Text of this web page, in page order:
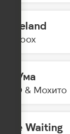
Graceland
Yearboox
Без Ума
HOVO & Мохито
I'll Be Waiting